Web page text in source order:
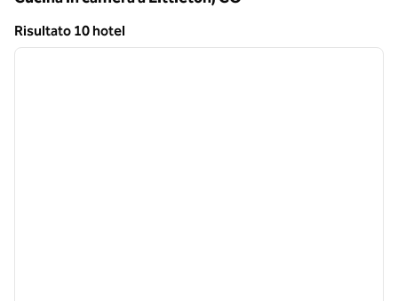
Risultato 10 hotel
Risultato 10 hotel
1 di 12